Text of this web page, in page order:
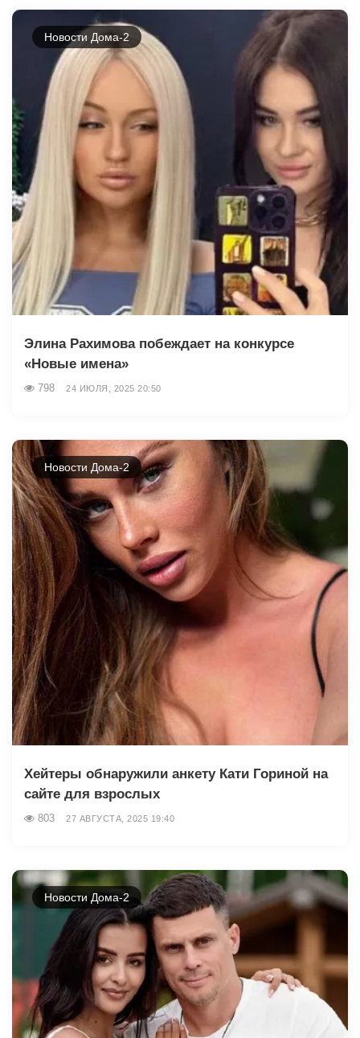
Новости Дома-2
Элина Рахимова побеждает на конкурсе
«Новые имена»
798 24 ИЮЛЯ, 2025 20:50
Новости Дома-2
Хейтеры обнаружили анкету Кати Гориной на
сайте для взрослых
803 27 АВГУСТА, 2025 19:40
Новости Дома-2